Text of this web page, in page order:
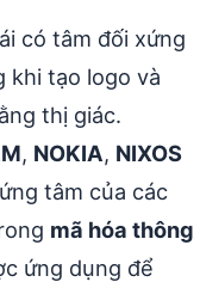
có tâm đối xứng
khi tạo logo và
thị giác.
, NOKIA, NIXOS
tâm của các
mã hóa thông
ứng dụng để